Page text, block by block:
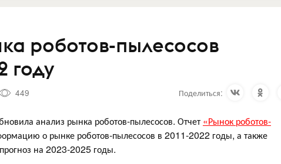
роботов-пылесосов
году
449 Поделиться:
анализ рынка роботов-пылесосов. Отчет «Рынок роботов-
о рынке роботов-пылесосов в 2011-2022 годы, а также
на 2023-2025 годы.